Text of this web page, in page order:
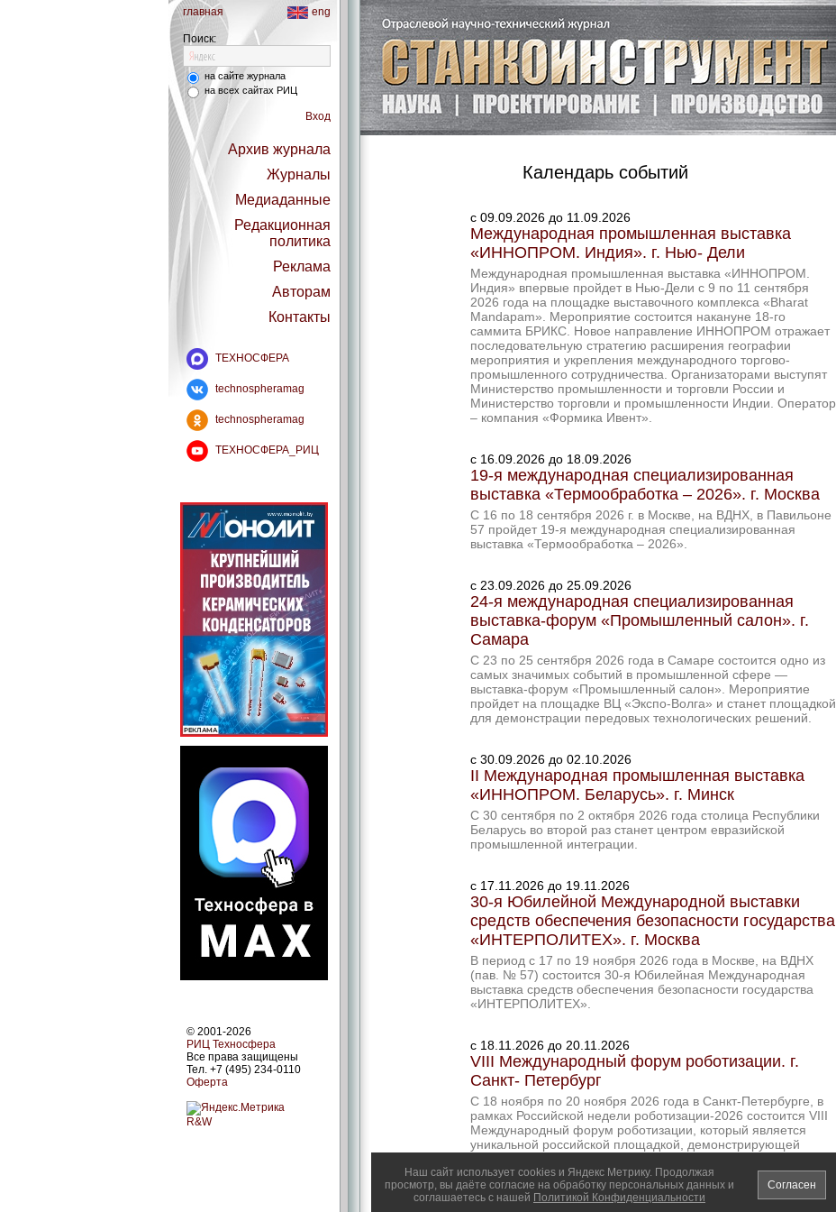
Наш сайт использует cookies и Яндекс Метрику. Продолжая
просмотр, вы даёте согласие на обработку персональных данных и
соглашаетесь с нашей Политикой Конфиденциальности
Согласен
главная eng
Поиск:
на сайте журнала
на всех сайтах РИЦ
Вход
Архив журнала
Журналы
Медиаданные
Редакционная
политика
Реклама
Авторам
Контакты
ТЕХНОСФЕРА
technospheramag
technospheramag
ТЕХНОСФЕРА_РИЦ
© 2001-2026
РИЦ Техносфера
Все права защищены
Тел. +7 (495) 234-0110
Оферта
R&W
Календарь событий
c 09.09.2026 до 11.09.2026
Международная промышленная выставка
«ИННОПРОМ. Индия». г. Нью- Дели
Международная промышленная выставка «ИННОПРОМ.
Индия» впервые пройдет в Нью-Дели с 9 по 11 сентября
2026 года на площадке выставочного комплекса «Bharat
Mandapam». Мероприятие состоится накануне 18-го
саммита БРИКС. Новое направление ИННОПРОМ отражает
последовательную стратегию расширения географии
мероприятия и укрепления международного торгово-
промышленного сотрудничества. Организаторами выступят
Министерство промышленности и торговли России и
Министерство торговли и промышленности Индии. Оператор
– компания «Формика Ивент».
c 16.09.2026 до 18.09.2026
19-я международная специализированная
выставка «Термообработка – 2026». г. Москва
С 16 по 18 сентября 2026 г. в Москве, на ВДНХ, в Павильоне
57 пройдет 19-я международная специализированная
выставка «Термообработка – 2026».
c 23.09.2026 до 25.09.2026
24-я международная специализированная
выставка-форум «Промышленный салон». г.
Самара
С 23 по 25 сентября 2026 года в Самаре состоится одно из
самых значимых событий в промышленной сфере —
выставка-форум «Промышленный салон». Мероприятие
пройдет на площадке ВЦ «Экспо-Волга» и станет площадкой
для демонстрации передовых технологических решений.
c 30.09.2026 до 02.10.2026
II Международная промышленная выставка
«ИННОПРОМ. Беларусь». г. Минск
С 30 сентября по 2 октября 2026 года столица Республики
Беларусь во второй раз станет центром евразийской
промышленной интеграции.
c 17.11.2026 до 19.11.2026
30-я Юбилейной Международной выставки
средств обеспечения безопасности государства
«ИНТЕРПОЛИТЕХ». г. Москва
В период с 17 по 19 ноября 2026 года в Москве, на ВДНХ
(пав. № 57) состоится 30-я Юбилейная Международная
выставка средств обеспечения безопасности государства
«ИНТЕРПОЛИТЕХ».
c 18.11.2026 до 20.11.2026
VIII Международный форум роботизации. г.
Санкт- Петербург
С 18 ноября по 20 ноября 2026 года в Санкт-Петербурге, в
рамках Российской недели роботизации-2026 состоится VIII
Международный форум роботизации, который является
уникальной российской площадкой, демонстрирующей
программирования и управления высокотехнологическим
оборудованием, в том числе с использованием систем
искусственного интеллекта.